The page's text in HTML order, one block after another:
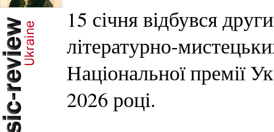
15 січня відбувся
літературно-
Національної премії
2026 році.